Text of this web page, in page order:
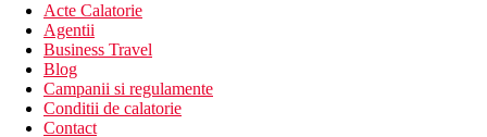
Acte Calatorie
Agentii
Business Travel
Blog
Campanii si regulamente
Conditii de calatorie
Contact